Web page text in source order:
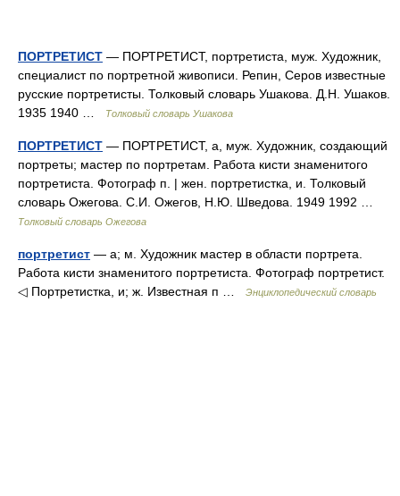
ПОРТРЕТИСТ — ПОРТРЕТИСТ, портретиста, муж. Художник,
специалист по портретной живописи. Репин, Серов известные
русские портретисты. Толковый словарь Ушакова. Д.Н. Ушаков.
1935 1940 …
Толковый словарь Ушакова
ПОРТРЕТИСТ — ПОРТРЕТИСТ, а, муж. Художник, создающий
портреты; мастер по портретам. Работа кисти знаменитого
портретиста. Фотограф п. | жен. портретистка, и. Толковый
словарь Ожегова. С.И. Ожегов, Н.Ю. Шведова. 1949 1992 …
Толковый словарь Ожегова
портретист — а; м. Художник мастер в области портрета.
Работа кисти знаменитого портретиста. Фотограф портретист.
◁ Портретистка, и; ж. Известная п …
Энциклопедический словарь